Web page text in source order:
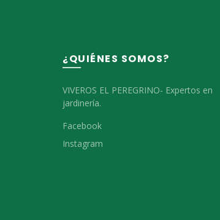
¿QUIÉNES SOMOS?
VIVEROS EL PEREGRINO- Expertos en
jardinería.
Facebook
Instagram